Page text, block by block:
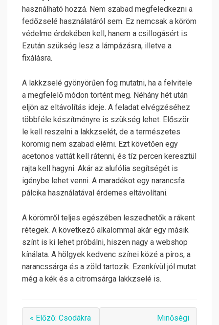
használható hozzá. Nem szabad megfeledkezni a
fedőzselé használatáról sem. Ez nemcsak a köröm
védelme érdekében kell, hanem a csillogásért is.
Ezután szükség lesz a lámpázásra, illetve a
fixálásra.
A lakkzselé gyönyörűen fog mutatni, ha a felvitele
a megfelelő módon történt meg. Néhány hét után
eljön az eltávolítás ideje. A feladat elvégzéséhez
többféle készítményre is szükség lehet. Először
le kell reszelni a lakkzselét, de a természetes
körömig nem szabad elérni. Ezt követően egy
acetonos vattát kell rátenni, és tíz percen keresztül
rajta kell hagyni. Akár az alufólia segítségét is
igénybe lehet venni. A maradékot egy narancsfa
pálcika használatával érdemes eltávolítani.
A körömről teljes egészében leszedhetők a rákent
rétegek. A következő alkalommal akár egy másik
színt is ki lehet próbálni, hiszen nagy a webshop
kínálata. A hölgyek kedvenc színei közé a piros, a
narancssárga és a zöld tartozik. Ezenkívül jól mutat
még a kék és a citromsárga lakkzselé is.
« Előző: Csodákra
Minőségi